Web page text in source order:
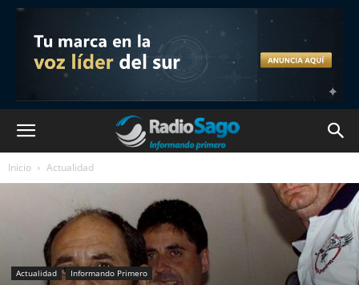
Inicio Actualidad
Actualidad Informando Primero